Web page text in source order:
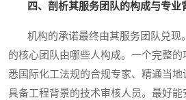
四、剖析其服务团队的构成与专业
机构的承诺最终由其服务团队兑现
的核心团队由哪些人构成。一个完整
悉国际化工法规的合规专家、精通当地
具备工程背景的技术审核人员。最好